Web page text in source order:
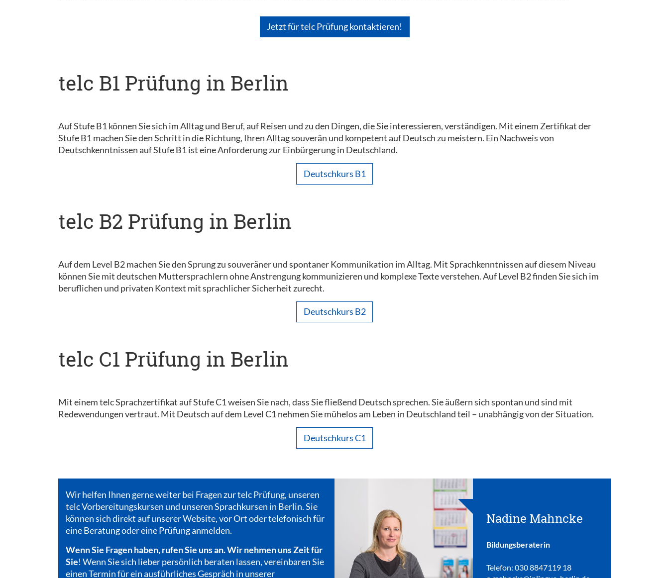
Jetzt für telc Prüfung kontaktieren!
telc B1 Prüfung in Berlin
Auf Stufe B1 können Sie sich im Alltag und Beruf, auf Reisen und zu den Dingen, die Sie interessieren, verständigen. Mit einem Zertifikat der
Stufe B1 machen Sie den Schritt in die Richtung, Ihren Alltag souverän und kompetent auf Deutsch zu meistern. Ein Nachweis von
Deutschkenntnissen auf Stufe B1 ist eine Anforderung zur Einbürgerung in Deutschland.
Deutschkurs B1
telc B2 Prüfung in Berlin
Auf dem Level B2 machen Sie den Sprung zu souveräner und spontaner Kommunikation im Alltag. Mit Sprachkenntnissen auf diesem Niveau
können Sie mit deutschen Muttersprachlern ohne Anstrengung kommunizieren und komplexe Texte verstehen. Auf Level B2 finden Sie sich im
beruflichen und privaten Kontext mit sprachlicher Sicherheit zurecht.
Deutschkurs B2
telc C1 Prüfung in Berlin
Mit einem telc Sprachzertifikat auf Stufe C1 weisen Sie nach, dass Sie fließend Deutsch sprechen. Sie äußern sich spontan und sind mit
Redewendungen vertraut. Mit Deutsch auf dem Level C1 nehmen Sie mühelos am Leben in Deutschland teil – unabhängig von der Situation.
Deutschkurs C1
Wir helfen Ihnen gerne weiter bei Fragen zur telc Prüfung, unseren
telc Vorbereitungskursen und unseren Sprachkursen in Berlin. Sie
können sich direkt auf unserer Website, vor Ort oder telefonisch für
eine Beratung oder eine Prüfung anmelden.
Wenn Sie Fragen haben, rufen Sie uns an. Wir nehmen uns Zeit für
Sie! Wenn Sie sich lieber persönlich beraten lassen, vereinbaren Sie
einen Termin für ein ausführliches Gespräch in unserer
Nadine Mahncke
Bildungsberaterin
Telefon: 030 8847119 18